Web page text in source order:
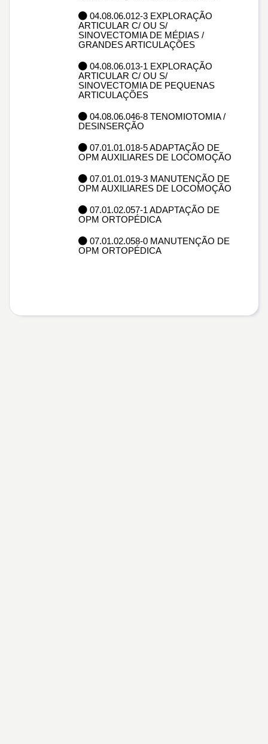
04.08.06.012-3 EXPLORAÇÃO
ARTICULAR C/ OU S/
SINOVECTOMIA DE MÉDIAS /
GRANDES ARTICULAÇÕES
04.08.06.013-1 EXPLORAÇÃO
ARTICULAR C/ OU S/
SINOVECTOMIA DE PEQUENAS
ARTICULAÇÕES
04.08.06.046-8 TENOMIOTOMIA /
DESINSERÇÃO
07.01.01.018-5 ADAPTAÇÃO DE
OPM AUXILIARES DE LOCOMOÇÃO
07.01.01.019-3 MANUTENÇÃO DE
OPM AUXILIARES DE LOCOMOÇÃO
07.01.02.057-1 ADAPTAÇÃO DE
OPM ORTOPÉDICA
07.01.02.058-0 MANUTENÇÃO DE
OPM ORTOPÉDICA